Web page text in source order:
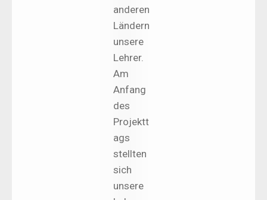
anderen
Ländern
unsere
Lehrer.
Am
Anfang
des
Projektt
ags
stellten
sich
unsere